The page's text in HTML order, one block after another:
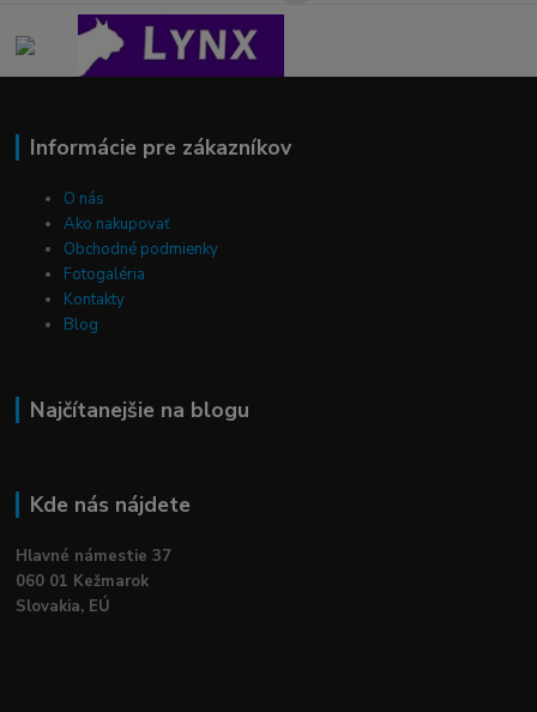
Informácie pre zákazníkov
O nás
Ako nakupovať
Obchodné podmienky
Fotogaléria
Kontakty
Blog
Najčítanejšie na blogu
Kde nás nájdete
Hlavné námestie 37
060 01 Kežmarok
Slovakia, EÚ